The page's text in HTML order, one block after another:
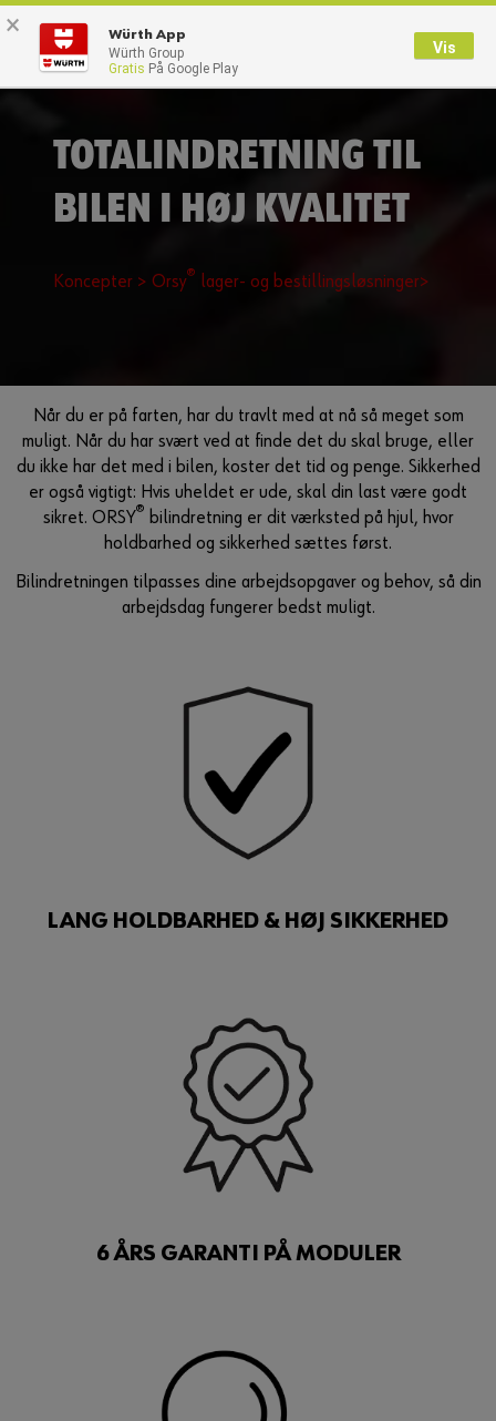
Brugernavn
Adgangskode
Husk login data
Login
Guide til selvvalgt brugernavn
Har du lyst til at være en online kunde?
Bliv kunde / Opret online bruger
TOTALINDRETNING TIL
BILEN I HØJ KVALITET
Koncepter > Orsy® lager- og bestillingsløsninger>
Når du er på farten, har du travlt med at nå så meget som
muligt. Når du har svært ved at finde det du skal bruge, eller
du ikke har det med i bilen, koster det tid og penge. Sikkerhed
er også vigtigt: Hvis uheldet er ude, skal din last være godt
sikret. ORSY® bilindretning er dit værksted på hjul, hvor
holdbarhed og sikkerhed sættes først.
Bilindretningen tilpasses dine arbejdsopgaver og behov, så din
arbejdsdag fungerer bedst muligt.
LANG HOLDBARHED & HØJ SIKKERHED
6 ÅRS GARANTI PÅ MODULER
× Würth App
Würth Group
Gratis På Google Play
Vis